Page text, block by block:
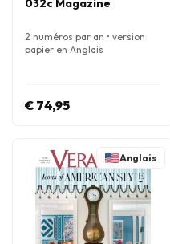
032c Magazine
2 numéros par an • version
papier en Anglais
€ 74,95
Anglais